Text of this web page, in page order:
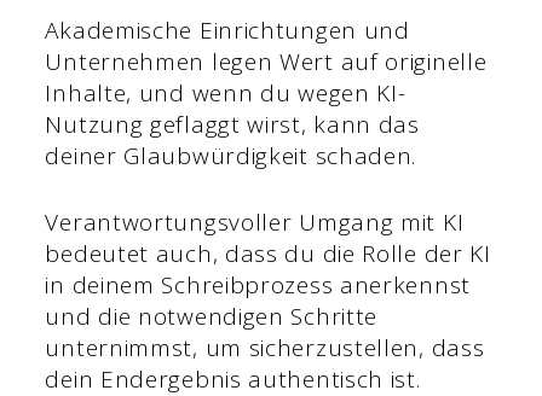
Akademische Einrichtungen und
Unternehmen legen Wert auf originelle
Inhalte, und wenn du wegen KI-
Nutzung geflaggt wirst, kann das
deiner Glaubwürdigkeit schaden.
Verantwortungsvoller Umgang mit KI
bedeutet auch, dass du die Rolle der KI
in deinem Schreibprozess anerkennst
und die notwendigen Schritte
unternimmst, um sicherzustellen, dass
dein Endergebnis authentisch ist.